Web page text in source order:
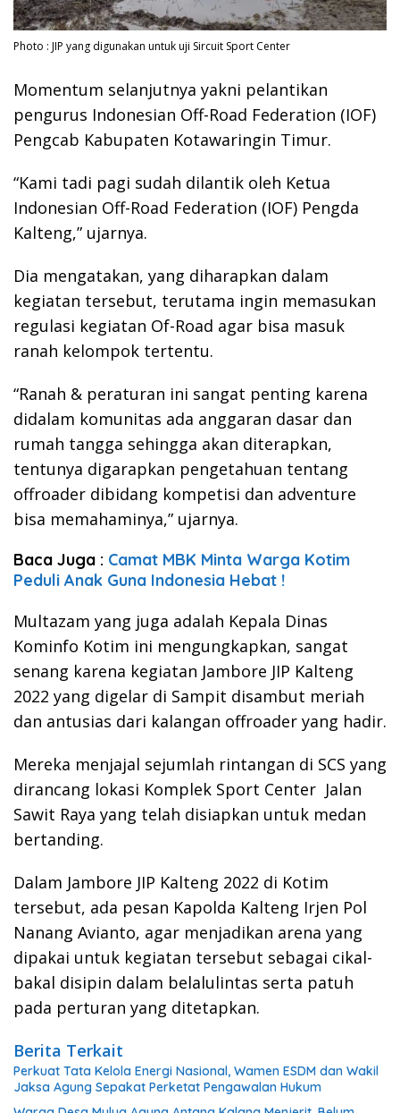
Photo : JIP yang digunakan untuk uji Sircuit Sport Center
Momentum selanjutnya yakni pelantikan
pengurus Indonesian Off-Road Federation (IOF)
Pengcab Kabupaten Kotawaringin Timur.
“Kami tadi pagi sudah dilantik oleh Ketua
Indonesian Off-Road Federation (IOF) Pengda
Kalteng,” ujarnya.
Dia mengatakan, yang diharapkan dalam
kegiatan tersebut, terutama ingin memasukan
regulasi kegiatan Of-Road agar bisa masuk
ranah kelompok tertentu.
“Ranah & peraturan ini sangat penting karena
didalam komunitas ada anggaran dasar dan
rumah tangga sehingga akan diterapkan,
tentunya digarapkan pengetahuan tentang
offroader dibidang kompetisi dan adventure
bisa memahaminya,” ujarnya.
Baca Juga : Camat MBK Minta Warga Kotim
Peduli Anak Guna Indonesia Hebat !
Multazam yang juga adalah Kepala Dinas
Kominfo Kotim ini mengungkapkan, sangat
senang karena kegiatan Jambore JIP Kalteng
2022 yang digelar di Sampit disambut meriah
dan antusias dari kalangan offroader yang hadir.
Mereka menjajal sejumlah rintangan di SCS yang
dirancang lokasi Komplek Sport Center Jalan
Sawit Raya yang telah disiapkan untuk medan
bertanding.
Dalam Jambore JIP Kalteng 2022 di Kotim
tersebut, ada pesan Kapolda Kalteng Irjen Pol
Nanang Avianto, agar menjadikan arena yang
dipakai untuk kegiatan tersebut sebagai cikal-
bakal disipin dalam belalulintas serta patuh
pada perturan yang ditetapkan.
Berita Terkait
Perkuat Tata Kelola Energi Nasional, Wamen ESDM dan Wakil
Jaksa Agung Sepakat Perketat Pengawalan Hukum